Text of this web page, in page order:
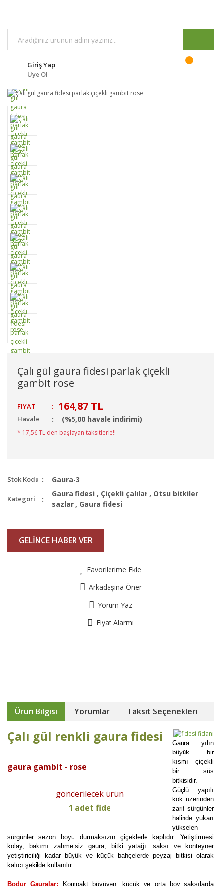
Giriş Yap
Üye Ol
Çalı gül gaura fidesi parlak çiçekli
gambit rose
FIYAT : 164,87 TL
Havale (%5,00 havale indirimi)
* 17,56 TL den başlayan taksitlerle!!
Stok Kodu Gaura-3
Kategori
Gaura fidesi , Çiçekli çalılar , Otsu bitkiler
sazlar , Gaura fidesi
GELİNCE HABER VER
Favorilerime Ekle
Arkadaşına Öner
Yorum Yaz
Fiyat Alarmı
Ürün Bilgisi Yorumlar Taksit Seçenekleri
Çalı gül renkli gaura fidesi
gaura gambit - rose
gönderilecek ürün
1 adet fide
Gaura yılın
büyük bir
kısmı çiçekli
bir süs
bitkisidir.
Güçlü yapılı
kök üzerinden
zarif sürgünler
halinde yukarı
yükselen
sürgünler sezon boyu durmaksızın çiçeklerle kaplıdır. Yetiştirmesi
kolay, bakımı zahmetsiz gaura, bitki yatağı, saksı ve konteyner
yetiştiriciliği kadar büyük ve küçük bahçelerde peyzaj bitkisi olarak
kalıcı şekilde kullanılır.
Bodur Gauralar: Kompakt büyüyen, küçük ve orta boy saksılarda